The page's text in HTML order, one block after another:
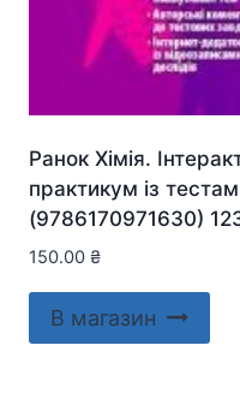
Ранок Хімія.
практикум із
(9786170971630)
150.00 ₴
В магазин